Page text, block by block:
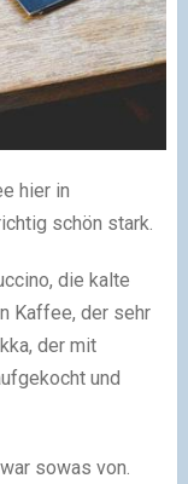
hier in
schön stark.
die kalte
Kaffee, der sehr
der mit
und
sowas von.